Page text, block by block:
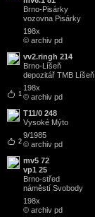
Brno-Pisárky
vozovna Pisárky
198x
© archiv pd
1
vv2.ringh 214
Brno-Líšeň
depozitář TMB Líšeň
198x
© archiv pd
2
T11/0 248
Vysoké Mýto
9/1985
© archiv pd
mv5 72
vp1 25
Brno-střed
náměstí Svobody
198x
© archiv pd